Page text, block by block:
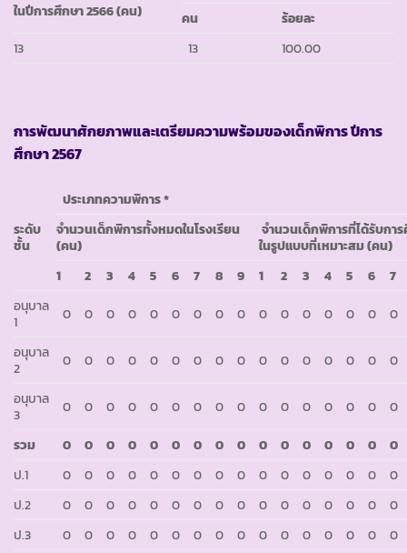
ในปีการศึกษา 2566 (คน)
คน
ร้อยละ
13
13 100.00
การพัฒนาศักยภาพและเตรียมความพร้อมของเด็กพิการ ปีการ
ศึกษา2567
ระดับ
ชั้น
ประเภทความพิการ *
จำนวนเด็กพิการทั้งหมดในโรงเรียน
(คน)
จำนวนเด็กพิการที่ได้รับกา
ในรูปแบบที่เหมาะสม (คน)
1
2 3 4 5 6 7 8 9 1 2 3 4 5 6
7
อนุบาล
1
0 0 0 0 0 0 0 0 0 0 0 0 0 0 0
0
อนุบาล
2
0 0 0 0 0 0 0 0 0 0 0 0 0 0 0
0
อนุบาล
3
0 0 0 0 0 0 0 0 0 0 0 0 0 0 0
0
รวม
0 0 0 0 0 0 0 0 0 0 0 0 0 0 0
0
ป.1
0 0 0 0 0 0 0 0 0 0 0 0 0 0 0
0
ป.2
0 0 0 0 0 0 0 0 0 0 0 0 0 0 0
0
ป.3
0 0 0 0 0 0 0 0 0 0 0 0 0 0 0
0